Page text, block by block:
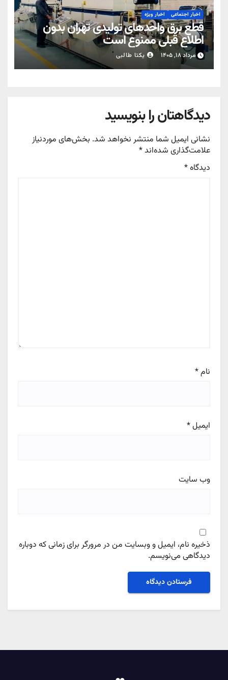
اخبار اجتماعی اخبار ویژه
قطع برق واحدهای تولیدی تهران بدون
اطلاع قبلی ممنوع است
مرداد ۱۸, ۱۴۰۵ یکتا طالبی
دیدگاهتان را بنویسید
نشانی ایمیل شما منتشر نخواهد شد. بخش‌های موردنیاز
علامت‌گذاری شده‌اند*
دیدگاه*
نام*
ایمیل*
وب‌ سایت
ذخیره نام، ایمیل و وبسایت من در مرورگر برای زمانی که دوباره
دیدگاهی می‌نویسم.